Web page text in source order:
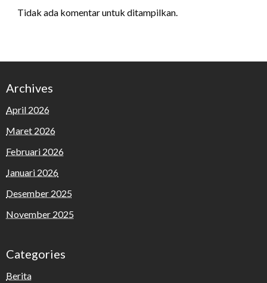
Tidak ada komentar untuk ditampilkan.
Archives
April 2026
Maret 2026
Februari 2026
Januari 2026
Desember 2025
November 2025
Categories
Berita